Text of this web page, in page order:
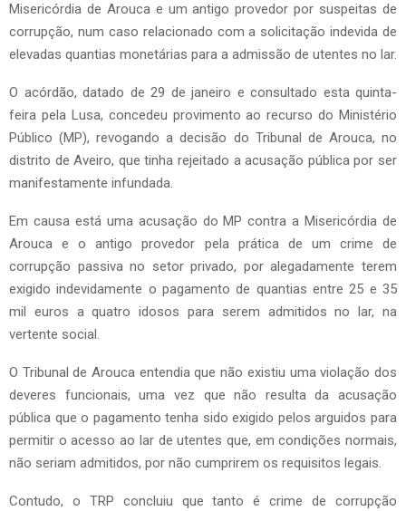
Misericórdia de Arouca e um antigo provedor por suspeitas de
corrupção, num caso relacionado com a solicitação indevida de
elevadas quantias monetárias para a admissão de utentes no lar.
O acórdão, datado de 29 de janeiro e consultado esta quinta-
feira pela Lusa, concedeu provimento ao recurso do Ministério
Público (MP), revogando a decisão do Tribunal de Arouca, no
distrito de Aveiro, que tinha rejeitado a acusação pública por ser
manifestamente infundada.
Em causa está uma acusação do MP contra a Misericórdia de
Arouca e o antigo provedor pela prática de um crime de
corrupção passiva no setor privado, por alegadamente terem
exigido indevidamente o pagamento de quantias entre 25 e 35
mil euros a quatro idosos para serem admitidos no lar, na
vertente social.
O Tribunal de Arouca entendia que não existiu uma violação dos
deveres funcionais, uma vez que não resulta da acusação
pública que o pagamento tenha sido exigido pelos arguidos para
permitir o acesso ao lar de utentes que, em condições normais,
não seriam admitidos, por não cumprirem os requisitos legais.
Contudo, o TRP concluiu que tanto é crime de corrupção